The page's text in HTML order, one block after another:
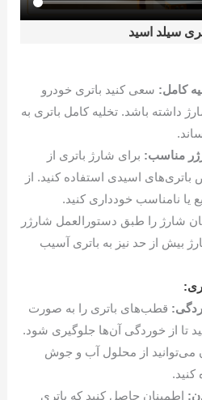
سیلد اسید
کامل: سعی کنید باتری خودرو
داشته باشد. تخلیه کامل باتری به
مناسب: برای شارژ باتری از
اسیدی استفاده کنید. از
یا نامناسب خودداری کنید.
شارژ را طبق دستورالعمل شارژر
بیش از حد نیز به باتری آسیب
قطب‌های باتری را به صورت
تا از خوردگی آن‌ها جلوگیری شود.
می‌توانید از محلول آب و جوش
کنید.
اطمینان حاصل کنید که باتری